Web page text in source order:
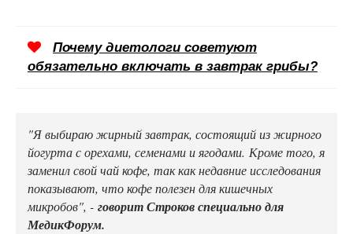
Почему диетологи советуют
обязательно включать в завтрак грибы?
"Я выбираю жирный завтрак, состоящий из жирного
йогурта с орехами, семенами и ягодами. Кроме того, я
заменил свой чай кофе, так как недавние исследования
показывают, что кофе полезен для кишечных
микробов", - говорит Строков специально для
МедикФорум.